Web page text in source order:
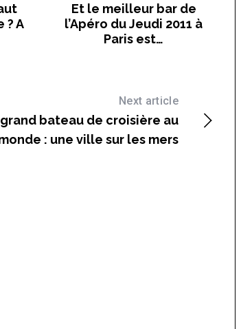
? A
Et le meilleur bar de
l’Apéro du Jeudi 2011 à
Paris est…
Next article
bateau de croisière au
: une ville sur les mers